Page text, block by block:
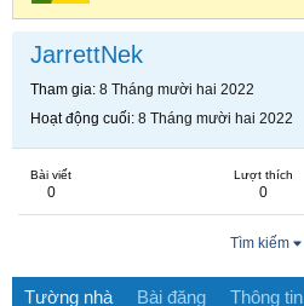
JarrettNek
Tham gia 8 Tháng mười hai 2022
Hoạt động cuối 8 Tháng mười hai 2022
Bài viết
0
Lượt thích
0
Tìm kiếm
Tường nhà Bài đăng Thông tin